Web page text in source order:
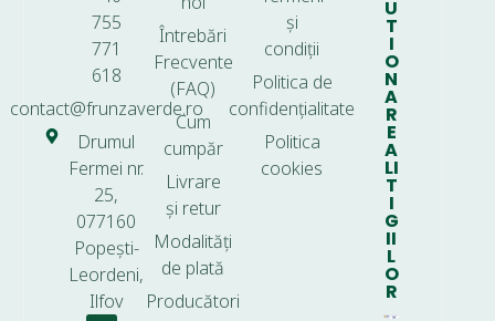
755
771
618
contact@frunzaverde.ro
Drumul
Fermei nr.
25,
077160
Popești-
Leordeni,
Ilfov
Întrebări
Frecvente
(FAQ)
Cum
cumpăr
Livrare
și retur
Modalități
de plată
Producători
și
condiții
Politica de
confidențialitate
Politica
cookies
U
T
I
O
N
A
R
E
A
LI
T
I
G
II
L
O
R